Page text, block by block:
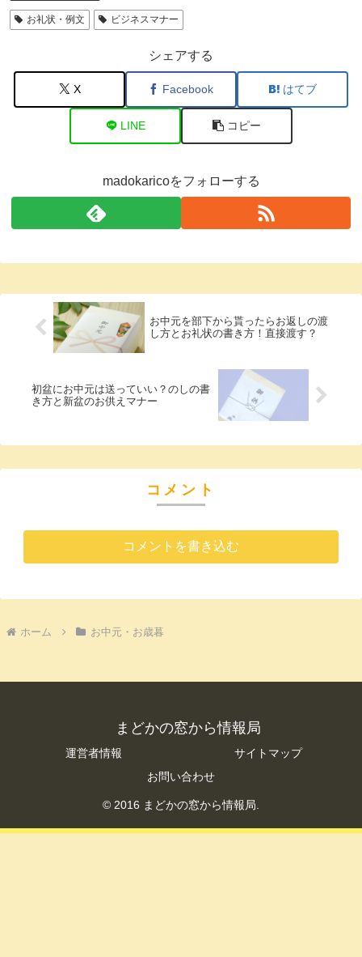
お礼状・例文 ビジネスマナー
シェアする
X Facebook はてブ
LINE コピー
madokaricoをフォローする
お中元を部下から貰ったらお返しの渡
し方とお礼状の書き方！直接渡す？
初盆にお中元は送っていい？のしの書
き方と新盆のお供えマナー
コメント
コメントを書き込む
ホーム お中元・お歳暮
まどかの窓から情報局
運営者情報
サイトマップ
お問い合わせ
© 2016 まどかの窓から情報局.